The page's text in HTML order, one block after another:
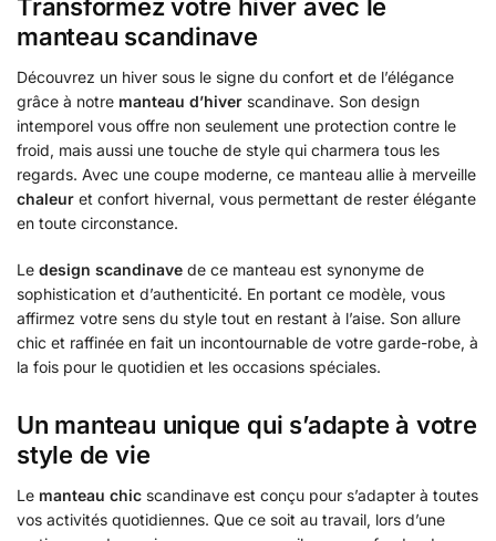
Transformez votre hiver avec le
manteau scandinave
Découvrez un hiver sous le signe du confort et de l’élégance
grâce à notre manteau d’hiver scandinave. Son design
intemporel vous offre non seulement une protection contre le
froid, mais aussi une touche de style qui charmera tous les
regards. Avec une coupe moderne, ce manteau allie à merveille
chaleur et confort hivernal, vous permettant de rester élégante
en toute circonstance.
Le design scandinave de ce manteau est synonyme de
sophistication et d’authenticité. En portant ce modèle, vous
affirmez votre sens du style tout en restant à l’aise. Son allure
chic et raffinée en fait un incontournable de votre garde-robe, à
la fois pour le quotidien et les occasions spéciales.
Un manteau unique qui s’adapte à votre
style de vie
Le manteau chic scandinave est conçu pour s’adapter à toutes
vos activités quotidiennes. Que ce soit au travail, lors d’une